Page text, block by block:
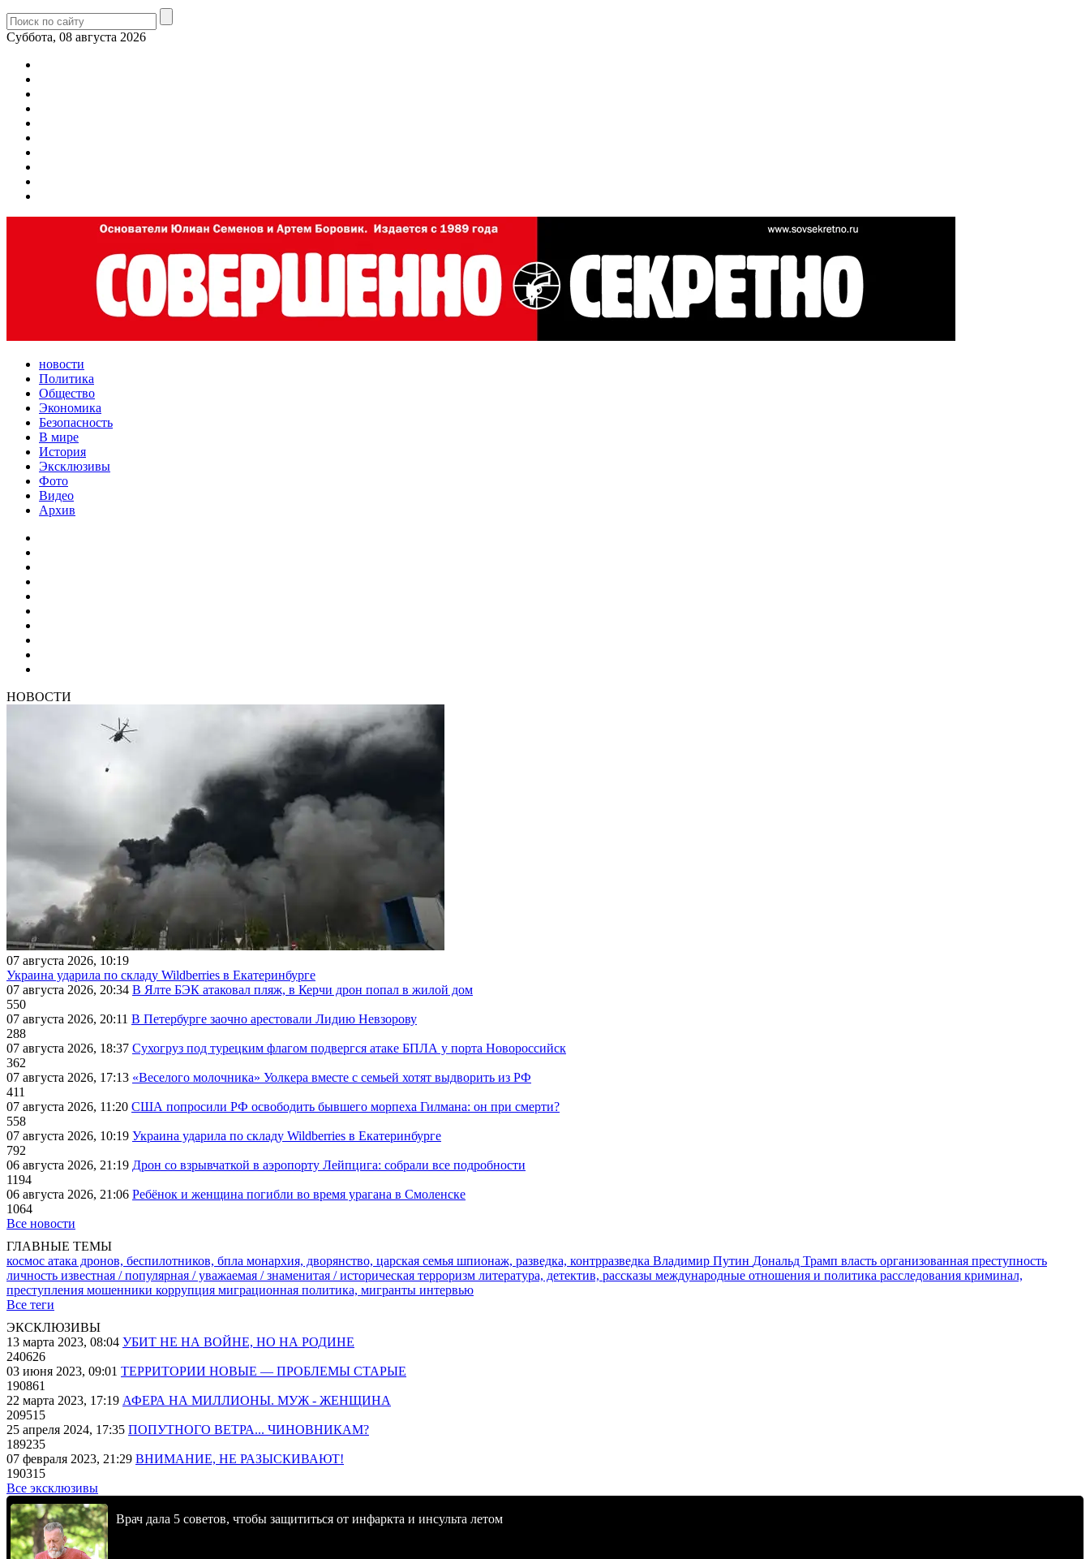
Суббота, 08 августа 2026
новости
Политика
Общество
Экономика
Безопасность
В мире
История
Эксклюзивы
Фото
Видео
Архив
НОВОСТИ
07 августа 2026, 10:19
Украина ударила по складу Wildberries в Екатеринбурге
07 августа 2026, 20:34 В Ялте БЭК атаковал пляж, в Керчи дрон попал в жилой дом
550
07 августа 2026, 20:11 В Петербурге заочно арестовали Лидию Невзорову
288
07 августа 2026, 18:37 Сухогруз под турецким флагом подвергся атаке БПЛА у порта Новороссийск
362
07 августа 2026, 17:13 «Веселого молочника» Уолкера вместе с семьей хотят выдворить из РФ
411
07 августа 2026, 11:20 США попросили РФ освободить бывшего морпеха Гилмана: он при смерти?
558
07 августа 2026, 10:19 Украина ударила по складу Wildberries в Екатеринбурге
792
06 августа 2026, 21:19 Дрон со взрывчаткой в аэропорту Лейпцига: собрали все подробности
1194
06 августа 2026, 21:06 Ребёнок и женщина погибли во время урагана в Смоленске
1064
Все новости
ГЛАВНЫЕ ТЕМЫ
космос атака дронов, беспилотников, бпла монархия, дворянство, царская семья шпионаж, разведка, контрразведка Владимир Путин Дональд Трамп власть организованная преступность
личность известная / популярная / уважаемая / знаменитая / историческая терроризм литература, детектив, рассказы международные отношения и политика расследования криминал,
преступления мошенники коррупция миграционная политика, мигранты интервью
Все теги
ЭКСКЛЮЗИВЫ
13 марта 2023, 08:04 УБИТ НЕ НА ВОЙНЕ, НО НА РОДИНЕ
240626
03 июня 2023, 09:01 ТЕРРИТОРИИ НОВЫЕ — ПРОБЛЕМЫ СТАРЫЕ
190861
22 марта 2023, 17:19 АФЕРА НА МИЛЛИОНЫ. МУЖ - ЖЕНЩИНА
209515
25 апреля 2024, 17:35 ПОПУТНОГО ВЕТРА... ЧИНОВНИКАМ?
189235
07 февраля 2023, 21:29 ВНИМАНИЕ, НЕ РАЗЫСКИВАЮТ!
190315
Все эксклюзивы
Врач дала 5 советов, чтобы защититься от инфаркта и инсульта летом